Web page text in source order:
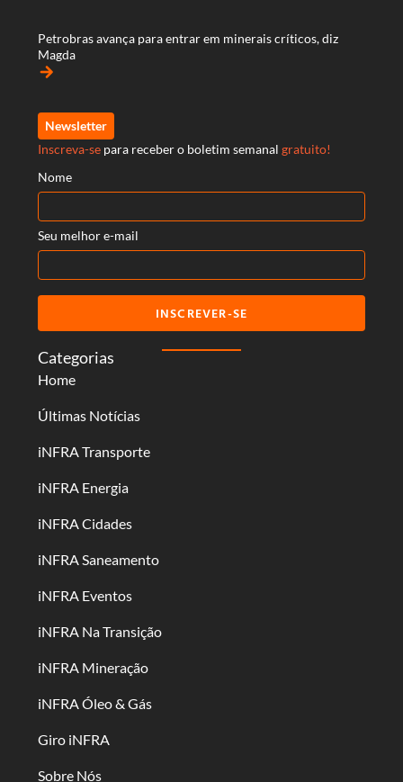
Categorias
Home
Últimas Notícias
iNFRA Transporte
iNFRA Energia
iNFRA Cidades
iNFRA Saneamento
iNFRA Eventos
iNFRA Na Transição
iNFRA Mineração
iNFRA Óleo & Gás
Giro iNFRA
Sobre Nós
Petrobras avança para entrar em minerais críticos, diz
Magda
arrow_forward
Newsletter
Inscreva-se para receber o boletim semanal gratuito!
Nome
Seu melhor e-mail
INSCREVER-SE